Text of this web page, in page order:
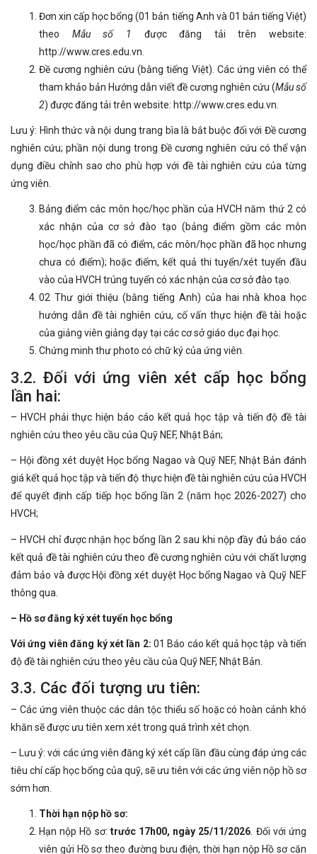
Đơn xin cấp học bổng (01 bản tiếng Anh và 01 bản tiếng Việt)
theo Mẫu số 1
được đăng tải trên website:
http://www.cres.edu.vn.
Đề cương nghiên cứu (bằng tiếng Việt). Các ứng viên có thể
tham khảo bản Hướng dẫn viết đề cương nghiên cứu (Mẫusố
2) được đăng tải trên website: http://www.cres.edu.vn.
Lưu ý: Hình thức và nội dung trang bìa là bắt buộc đối với Đề cương
nghiên cứu; phần nội dung trong Đề cương nghiên cứu có thể vận
dụng điều chỉnh sao cho phù hợp với đề tài nghiên cứu của từng
ứng viên.
Bảng điểm các môn học/học phần của HVCH năm thứ 2 có
xác nhận của cơ sở đào tạo (bảng điểm gồm các môn
học/học phần đã có điểm, các môn/học phần đã học nhưng
chưa có điểm); hoặc điểm, kết quả thi tuyển/xét tuyển đầu
vào của HVCH trúng tuyển có xác nhận của cơ sở đào tạo.
02 Thư giới thiệu (bằng tiếng Anh) của hai nhà khoa học
hướng dẫn đề tài nghiên cứu, cố vấn thực hiện đề tài hoặc
của giảng viên giảng dạy tại các cơ sở giáo dục đại học.
Chứng minh thư photo có chữ ký của ứng viên.
3.2. Đối với ứng viên xét cấp học bổng
lần hai:
– HVCH phải thực hiện báo cáo kết quả học tập và tiến độ đề tài
nghiên cứu theo yêu cầu của Quỹ NEF, Nhật Bản;
– Hội đồng xét duyệt Học bổng Nagao và Quỹ NEF, Nhật Bản đánh
giá kết quả học tập và tiến độ thực hiện đề tài nghiên cứu của HVCH
để quyết định cấp tiếp học bổng lần 2 (năm học 2026-2027) cho
HVCH;
– HVCH chỉ được nhận học bổng lần 2 sau khi nộp đầy đủ báo cáo
kết quả đề tài nghiên cứu theo đề cương nghiên cứu với chất lượng
đảm bảo và được Hội đồng xét duyệt Học bổng Nagao và Quỹ NEF
thông qua.
– Hồ sơ đăng ký xét tuyển học bổng
Với ứng viên đăng ký xét lần 2: 01 Báo cáo kết quả học tập và tiến
độ đề tài nghiên cứu theo yêu cầu của Quỹ NEF, Nhật Bản.
3.3. Các đối tượng ưu tiên:
– Các ứng viên thuộc các dân tộc thiểu số hoặc có hoàn cảnh khó
khăn sẽ được ưu tiên xem xét trong quá trình xét chọn.
– Lưu ý: với các ứng viên đăng ký xét cấp lần đầu cùng đáp ứng các
tiêu chí cấp học bổng của quỹ, sẽ ưu tiên với các ứng viên nộp hồ sơ
sớm hơn.
Thời hạn nộp hồ sơ:
Hạn nộp Hồ sơ: trước 17h00, ngày 25/11/2026 . Đối với ứng
viên gửi Hồ sơ theo đường bưu điện, thời hạn nộp Hồ sơ căn